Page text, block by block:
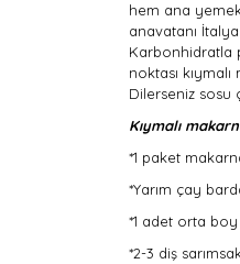
hem ana
anavatanı
Karbonhidratla
noktası
Dilerseniz sosu
Kıymalı
*1 paket
*Yarım çay
*1 adet orta
*2-3 diş